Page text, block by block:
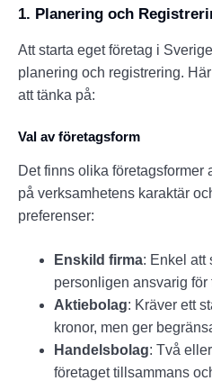
1. Planering och
Att starta eget företag i
planering och registrering.
att tänka på:
Val av företagsform
Det finns olika företagsformer
på verksamhetens karaktär
preferenser:
Enskild firma: Enkel att
personligen ansvarig för
Aktiebolag: Kräver ett
kronor, men ger
Handelsbolag: Två
företaget tillsammans